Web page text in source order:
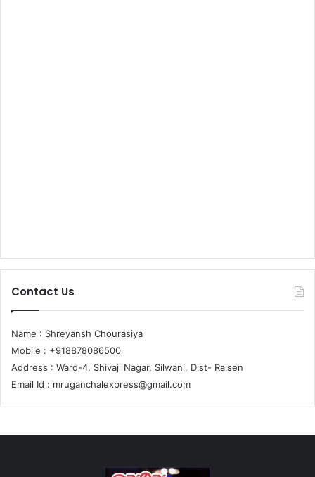
Contact Us
Name : Shreyansh Chourasiya
Mobile : +918878086500
Address : Ward-4, Shivaji Nagar, Silwani, Dist- Raisen
Email Id : mruganchalexpress@gmail.com